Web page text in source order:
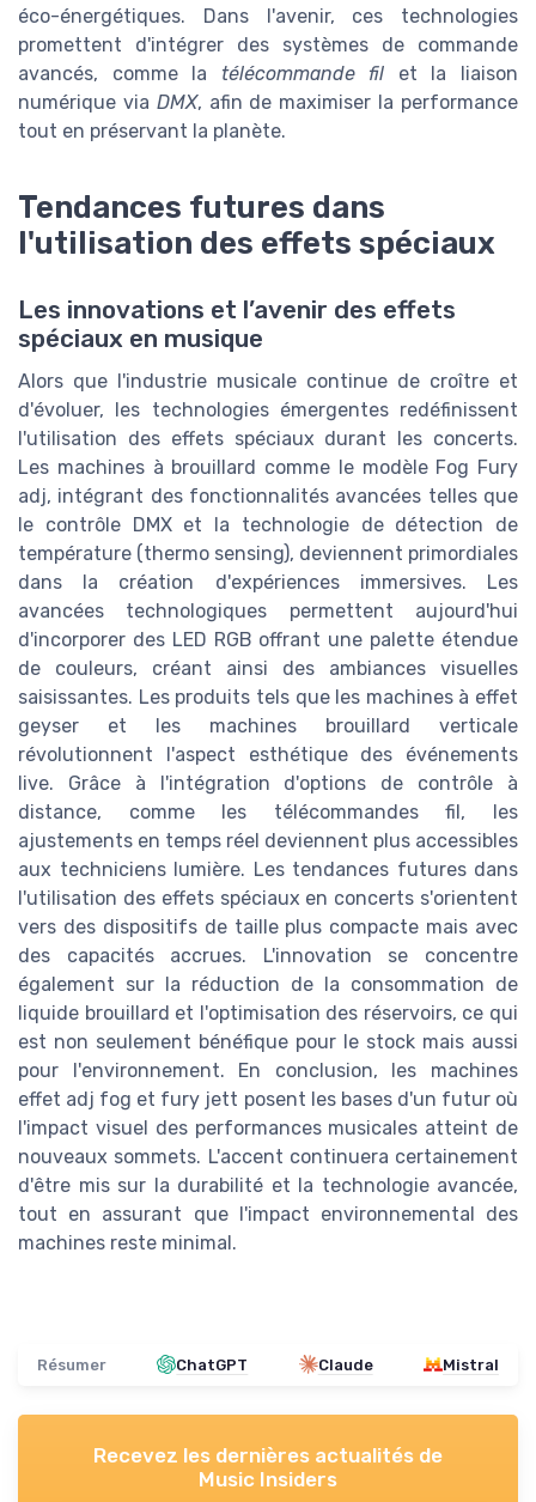
éco-énergétiques. Dans l'avenir, ces technologies
promettent d'intégrer des systèmes de commande
avancés, comme la télécommande fil et la liaison
numérique via DMX, afin de maximiser la performance
tout en préservant la planète.
Tendances futures dans
l'utilisation des effets spéciaux
Les innovations et l’avenir des effets
spéciaux en musique
Alors que l'industrie musicale continue de croître et
d'évoluer, les technologies émergentes redéfinissent
l'utilisation des effets spéciaux durant les concerts.
Les machines à brouillard comme le modèle Fog Fury
adj, intégrant des fonctionnalités avancées telles que
le contrôle DMX et la technologie de détection de
température (thermo sensing), deviennent primordiales
dans la création d'expériences immersives. Les
avancées technologiques permettent aujourd'hui
d'incorporer des LED RGB offrant une palette étendue
de couleurs, créant ainsi des ambiances visuelles
saisissantes. Les produits tels que les machines à effet
geyser et les machines brouillard verticale
révolutionnent l'aspect esthétique des événements
live. Grâce à l'intégration d'options de contrôle à
distance, comme les télécommandes fil, les
ajustements en temps réel deviennent plus accessibles
aux techniciens lumière. Les tendances futures dans
l'utilisation des effets spéciaux en concerts s'orientent
vers des dispositifs de taille plus compacte mais avec
des capacités accrues. L'innovation se concentre
également sur la réduction de la consommation de
liquide brouillard et l'optimisation des réservoirs, ce qui
est non seulement bénéfique pour le stock mais aussi
pour l'environnement. En conclusion, les machines
effet adj fog et fury jett posent les bases d'un futur où
l'impact visuel des performances musicales atteint de
nouveaux sommets. L'accent continuera certainement
d'être mis sur la durabilité et la technologie avancée,
tout en assurant que l'impact environnemental des
machines reste minimal.
Résumer ChatGPT Claude Mistral
Recevez les dernières actualités de
Music Insiders